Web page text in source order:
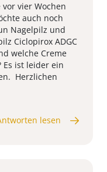
vier Wochen
auch noch
Nagelpilz und
Ciclopirox ADGC
welche Creme
Es ist leider ein
Herzlichen
lesen